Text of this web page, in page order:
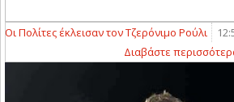
έκλεισαν τον Τζερόνιμο Ρούλι 12:54 -
Διαβάστε